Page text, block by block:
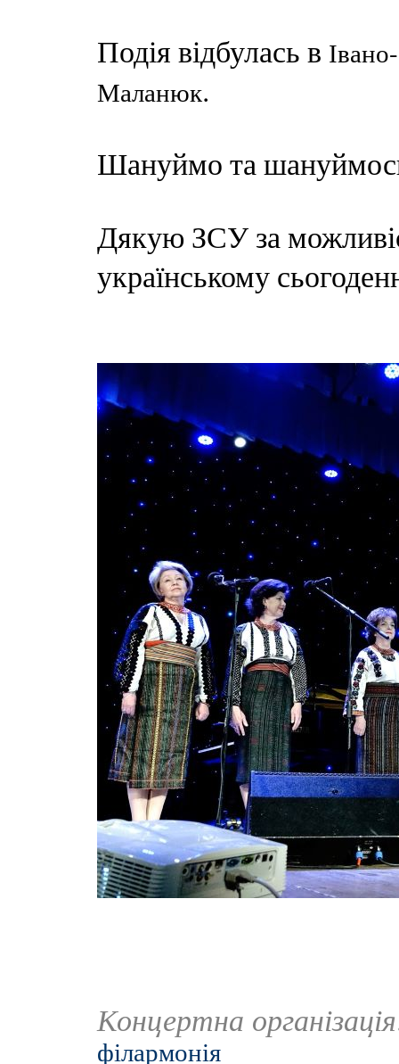
Подія відбулась в
Маланюк.
Шануймо та
Дякую ЗСУ за
українському
Концертна
філармонія